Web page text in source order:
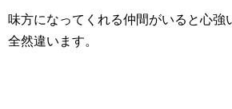
味方になってくれる仲間がいると心強
全然違います。